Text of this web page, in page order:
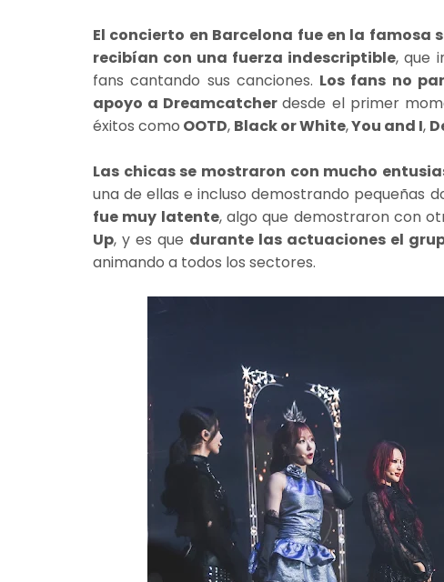
El concierto en Barcelona fue en la famosa
recibían con una fuerza indescriptible, que
fans cantando sus canciones. Los fans no
apoyo a Dreamcatcherdesde el primer
éxitos como OOTD, Black or White,You and I,
Las chicas se mostraron con mucho
una de ellas e incluso demostrando pequeñas
fue muy latente, algo que demostraron con
Up, y es que durante las actuaciones el
animando a todos los sectores.